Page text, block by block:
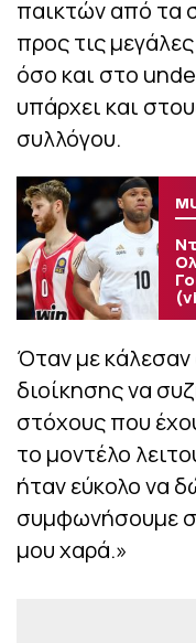
παικτών από τα
προς τις
όσο και στο
υπάρχει και
συλλόγου.
Όταν με
διοίκησης να
στόχους που
το μοντέλο
ήταν εύκολο να
συμφωνήσουμε
μου χαρά.»